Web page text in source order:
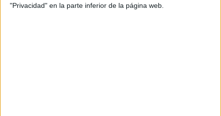
"Privacidad" en la parte inferior de la página web.